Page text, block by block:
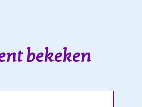
bekeken